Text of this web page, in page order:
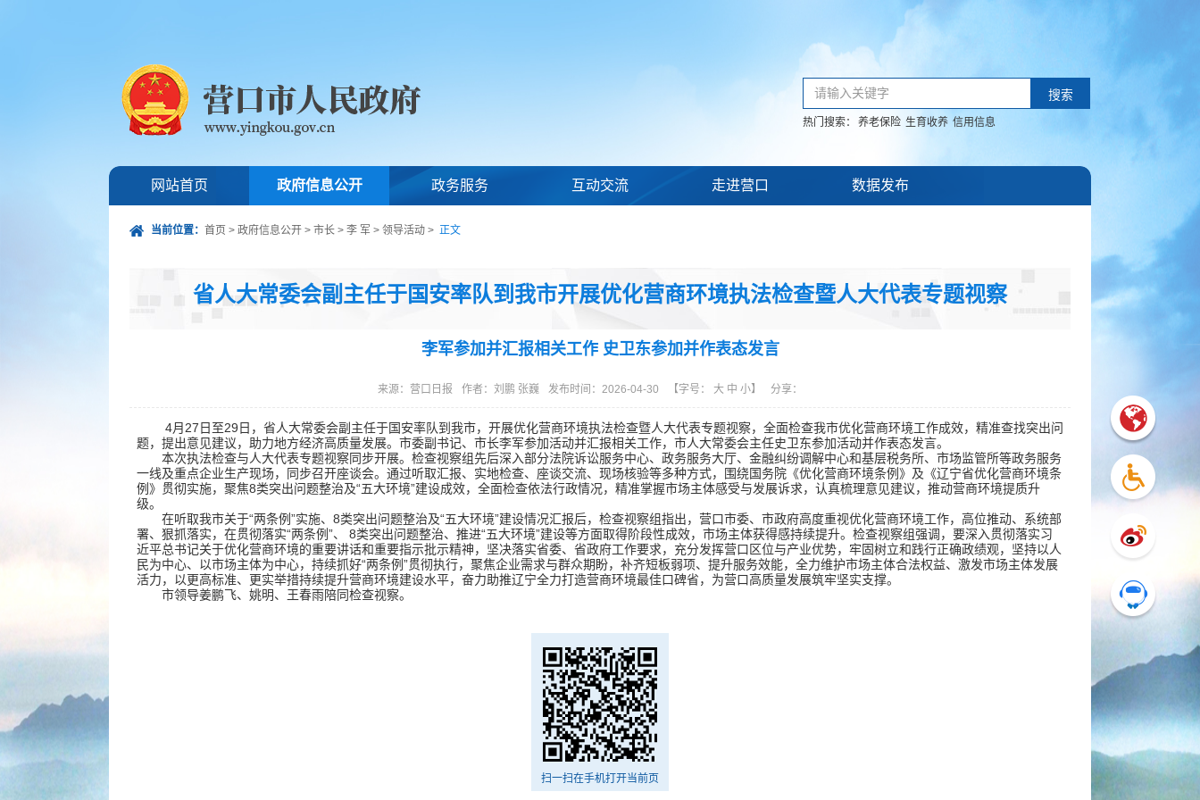
请输入关键字 搜索
热门搜索： 养老保险 生育收养 信用信息
网站首页 政府信息公开 政务服务 互动交流 走进营口 数据发布
当前位置： 首页 > 政府信息公开 > 市长 > 李 军 > 领导活动 > 正文
省人大常委会副主任于国安率队到我市开展优化营商环境执法检查暨人大代表专题视察
李军参加并汇报相关工作 史卫东参加并作表态发言
来源： 营口日报 作者： 刘鹏 张巍 发布时间：2026-04-30 【字号： 大 中 小】 分享：
4月27日至29日，省人大常委会副主任于国安率队到我市，开展优化营商环境执法检查暨人大代表专题视察，全面检查我市优化营商环境工作成效，精准查找突出问
题，提出意见建议，助力地方经济高质量发展。市委副书记、市长李军参加活动并汇报相关工作，市人大常委会主任史卫东参加活动并作表态发言。
本次执法检查与人大代表专题视察同步开展。检查视察组先后深入部分法院诉讼服务中心、政务服务大厅、金融纠纷调解中心和基层税务所、市场监管所等政务服务
一线及重点企业生产现场，同步召开座谈会。通过听取汇报、实地检查、座谈交流、现场核验等多种方式，围绕国务院《优化营商环境条例》及《辽宁省优化营商环境条
例》贯彻实施，聚焦8类突出问题整治及“五大环境”建设成效，全面检查依法行政情况，精准掌握市场主体感受与发展诉求，认真梳理意见建议，推动营商环境提质升
级。
在听取我市关于“两条例”实施、8类突出问题整治及“五大环境”建设情况汇报后，检查视察组指出，营口市委、市政府高度重视优化营商环境工作，高位推动、系统部
署、狠抓落实，在贯彻落实“两条例”、 8类突出问题整治、推进“五大环境”建设等方面取得阶段性成效，市场主体获得感持续提升。检查视察组强调，要深入贯彻落实习
近平总书记关于优化营商环境的重要讲话和重要指示批示精神，坚决落实省委、省政府工作要求，充分发挥营口区位与产业优势，牢固树立和践行正确政绩观，坚持以人
民为中心、以市场主体为中心，持续抓好“两条例”贯彻执行，聚焦企业需求与群众期盼，补齐短板弱项、提升服务效能，全力维护市场主体合法权益、激发市场主体发展
活力，以更高标准、更实举措持续提升营商环境建设水平，奋力助推辽宁全力打造营商环境最佳口碑省，为营口高质量发展筑牢坚实支撑。
市领导姜鹏飞、姚明、王春雨陪同检查视察。
扫一扫在手机打开当前页